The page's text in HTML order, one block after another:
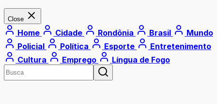
Close
Home Cidade Rondônia Brasil
Mundo
Policial
Política Esporte
Entretenimento
Cultura
Emprego Língua de Fogo